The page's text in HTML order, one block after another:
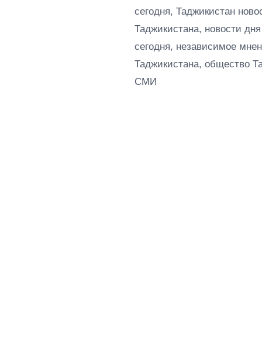
сегодня, Таджикистан
Таджикистана, новости
сегодня, независимое
Таджикистана, общество
СМИ